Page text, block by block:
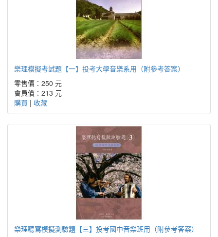
樂理模擬考試題【一】投考大學音樂系用（附參考答案）
零售價：250 元
會員價：213 元
購買 | 收藏
樂理聽寫模擬測驗題【三】投考國中音樂班用（附參考答案）